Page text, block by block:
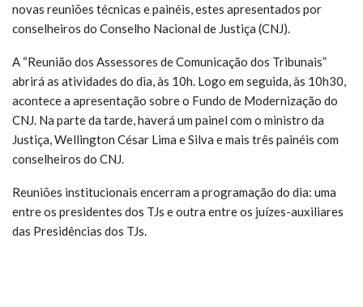
novas reuniões técnicas e painéis, estes apresentados por
conselheiros do Conselho Nacional de Justiça (CNJ).
A “Reunião dos Assessores de Comunicação dos Tribunais”
abrirá as atividades do dia, às 10h. Logo em seguida, às 10h30,
acontece a apresentação sobre o Fundo de Modernização do
CNJ. Na parte da tarde, haverá um painel com o ministro da
Justiça, Wellington César Lima e Silva e mais três painéis com
conselheiros do CNJ.
Reuniões institucionais encerram a programação do dia: uma
entre os presidentes dos TJs e outra entre os juízes-auxiliares
das Presidências dos TJs.